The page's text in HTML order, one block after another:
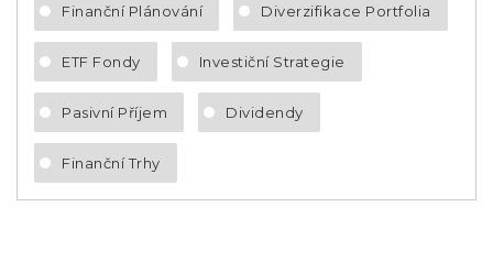
Finanční Plánování Diverzifikace Portfolia
ETF Fondy Investiční Strategie
Pasivní Příjem Dividendy
Finanční Trhy